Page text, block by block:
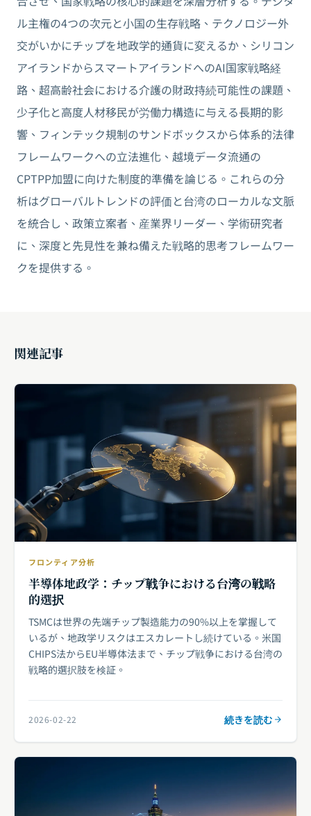
ル主権の4つの次元と小国の生存戦略、テクノロジー外
交がいかにチップを地政学的通貨に変えるか、シリコン
アイランドからスマートアイランドへのAI国家戦略経
路、超高齢社会における介護の財政持続可能性の課題、
少子化と高度人材移民が労働力構造に与える長期的影
響、フィンテック規制のサンドボックスから体系的法律
フレームワークへの立法進化、越境データ流通の
CPTPP加盟に向けた制度的準備を論じる。これらの分
析はグローバルトレンドの評価と台湾のローカルな文脈
を統合し、政策立案者、産業界リーダー、学術研究者
に、深度と先見性を兼ね備えた戦略的思考フレームワー
クを提供する。
関連記事
フロンティア分析
半導体地政学：チップ戦争における台湾の戦略
的選択
TSMCは世界の先端チップ製造能力の90%以上を掌握して
いるが、地政学リスクはエスカレートし続けている。米国
CHIPS法からEU半導体法まで、チップ戦争における台湾の
戦略的選択肢を検証。
2026-02-22 続きを読む